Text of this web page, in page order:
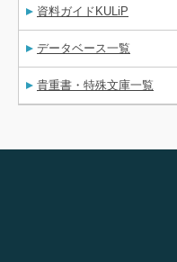
資料ガイドKULiP
データベース一覧
貴重書・特殊文庫一覧